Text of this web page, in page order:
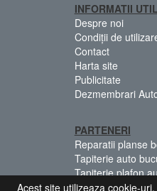
INFORMATII
Despre noi
Condiții de
Contact
Harta site
Publicitate
Dezmembrari
PARTENERI
Reparatii planse
Tapiterie auto
Tapiterie plafon
Centuri siguranta
Acest site utilizeaza cookie-